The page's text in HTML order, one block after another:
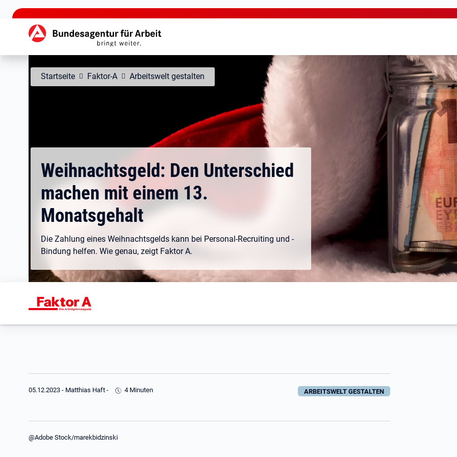
zu den Hauptinhalten springen
Hauptnavigation
Startseite Faktor-A Arbeitswelt gestalten
Weihnachtsgeld: Den Unterschied
machen mit einem 13.
Monatsgehalt
Die Zahlung eines Weihnachtsgelds kann bei Personal-Recruiting und -
Bindung helfen. Wie genau, zeigt Faktor A.
05.12.2023 - Matthias Haft - 4 Minuten ARBEITSWELT GESTALTEN
@Adobe Stock/marekbidzinski